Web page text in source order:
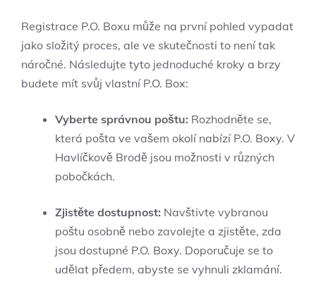
Registrace P.O. Boxu může na první pohled vypadat
jako složitý proces, ale ve skutečnosti to není tak
náročné. Následujte tyto jednoduché kroky a brzy
budete mít svůj vlastní P.O. Box:
Vyberte správnou poštu: Rozhodněte se,
která pošta ve vašem okolí nabízí P.O. Boxy. V
Havlíčkově Brodě jsou možnosti v různých
pobočkách.
Zjistěte dostupnost: Navštivte vybranou
poštu osobně nebo zavolejte a zjistěte, zda
jsou dostupné P.O. Boxy. Doporučuje se to
udělat předem, abyste se vyhnuli zklamání.